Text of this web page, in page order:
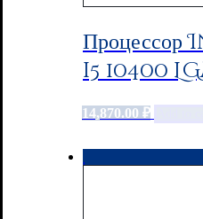
i5 10400
14,870.00 ₽